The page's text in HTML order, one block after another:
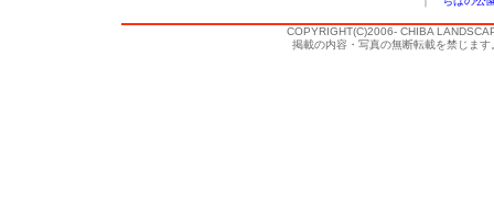
COPYRIGHT(C)2006- CHIBA
掲載の内容・写真の無断転載を禁じま